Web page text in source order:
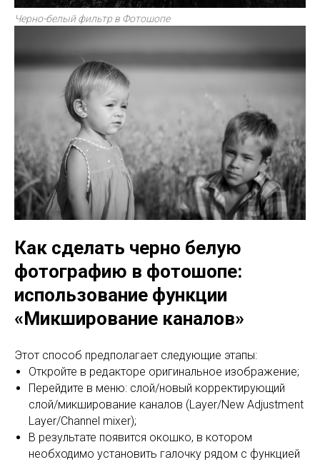
Черно-белый фильтр в Фотошопе
Как сделать черно белую
фотографию в фотошопе:
использование функции
«Микширование каналов»
Этот способ предполагает следующие этапы:
Откройте в редакторе оригинальное изображение;
Перейдите в меню: слой/новый корректирующий
слой/микширование каналов (Layer/New Adjustment
Layer/Channel mixer);
В результате появится окошко, в котором
необходимо установить галочку рядом с функцией